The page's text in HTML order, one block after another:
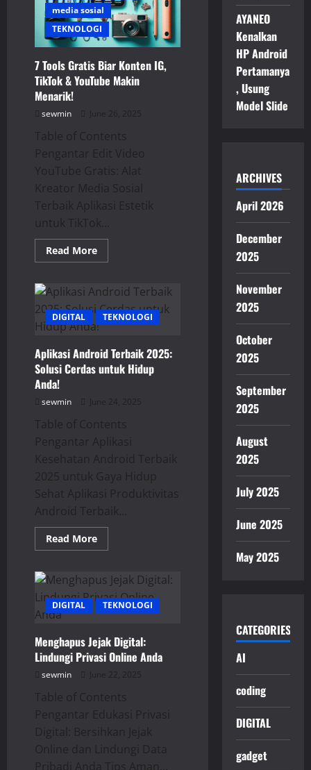
media sosial
TEKNOLOGI
7 Tools Gratis Biar Konten IG,
TikTok & YouTube Makin
Menarik!
sewmin June 26, 2025
Table of Contents
Pengantar Edit Video
YouTube Gratis: Alat
Kreator Media Sosial
Terbaik Aplikasi Estetik
untuk TikTok...
Read MoreRead
more
Tools
Gratis
Biar
Konten
IG,
&
YouTube
Makin
Menarik!
DIGITAL TEKNOLOGI
Aplikasi Android Terbaik 2025:
Solusi Cerdas untuk Hidup
Anda!
sewmin June 24, 2025
Table of Contents
Pengantar Aplikasi
Kesehatan Android Terbaik
2025 untuk Gaya Hidup
Sehat Aplikasi Produktivitas
Android Terbaik...
Read MoreRead
more
Android
Terbaik
2025:
Solusi
Cerdas
Hidup
Anda!
DIGITAL TEKNOLOGI
Menghapus Jejak Digital:
Lindungi Privasi Online Anda
sewmin June 22, 2025
Table of Contents
Pengantar Edukasi Privasi
Digital: Bersihkan Jejak
Online dan Lindungi Data
Pribadi Anda Tips Aman...
AYANEO
Kenalkan
HP Android
Pertamanya
, Usung
Model Slide
ARCHIVES
April 2026
December
2025
November
2025
October
2025
September
2025
August
2025
July 2025
June 2025
May 2025
CATEGORIES
AI
coding
DIGITAL
gadget